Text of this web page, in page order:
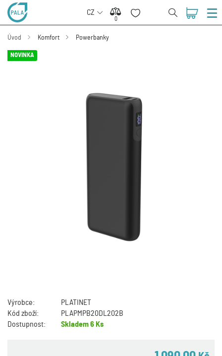
CZ
0
0
Úvod Komfort Powerbanky
NOVINKA
Výrobce:
PLATINET
Kód zboží:
PLAPMPB20DL202B
Dostupnost:
Skladem6 Ks